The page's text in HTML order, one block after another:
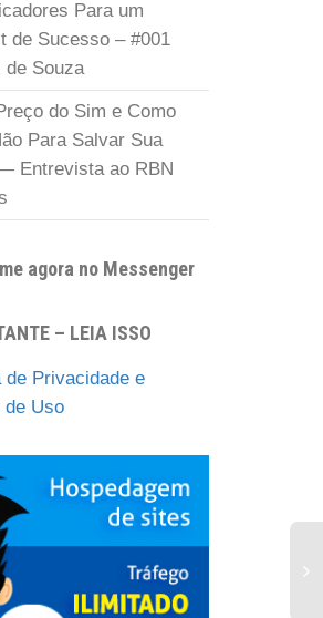
Para um
de Sucesso – #001
de Souza
do Sim e Como
Para Salvar Sua
Entrevista ao RBN
agora no Messenger
– LEIA ISSO
de Privacidade e
de Uso